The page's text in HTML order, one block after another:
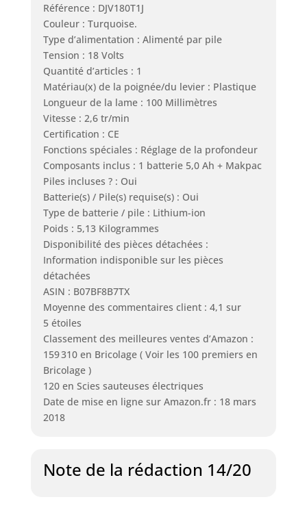
Référence : DJV180T1J
Couleur : Turquoise.
Type d’alimentation : Alimenté par pile
Tension : 18 Volts
Quantité d’articles : 1
Matériau(x) de la poignée/du levier : Plastique
Longueur de la lame : 100 Millimètres
Vitesse : 2,6 tr/min
Certification : CE
Fonctions spéciales : Réglage de la profondeur
Composants inclus : 1 batterie 5,0 Ah + Makpac
Piles incluses ? : Oui
Batterie(s) / Pile(s) requise(s) : Oui
Type de batterie / pile : Lithium-ion
Poids : 5,13 Kilogrammes
Disponibilité des pièces détachées :
Information indisponible sur les pièces
détachées
ASIN : B07BF8B7TX
Moyenne des commentaires client : 4,1 sur
5 étoiles
Classement des meilleures ventes d’Amazon :
159 310 en Bricolage ( Voir les 100 premiers en
Bricolage )
120 en Scies sauteuses électriques
Date de mise en ligne sur Amazon.fr : 18 mars
2018
Note de la rédaction 14/20